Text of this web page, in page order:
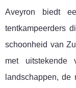
Aveyron biedt
tentkampeerders
schoonheid van
met uitstekende
landschappen,